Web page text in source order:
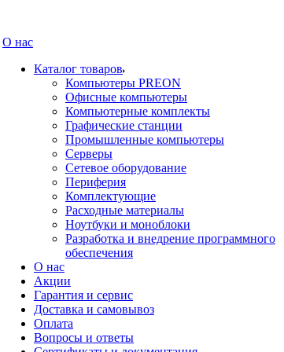
О нас
Каталог товаров
Компьютеры PREON
Офисные компьютеры
Компьютерные комплекты
Графические станции
Промышленные компьютеры
Серверы
Сетевое оборудование
Периферия
Комплектующие
Расходные материалы
Ноутбуки и моноблоки
Разработка и внедрение программного
обеспечения
О нас
Акции
Гарантия и сервис
Доставка и самовывоз
Оплата
Вопросы и ответы